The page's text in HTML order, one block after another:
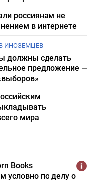
россиянам не
в интернете
ИНОЗЕМЦЕВ
должны сделать
предложение —
мира